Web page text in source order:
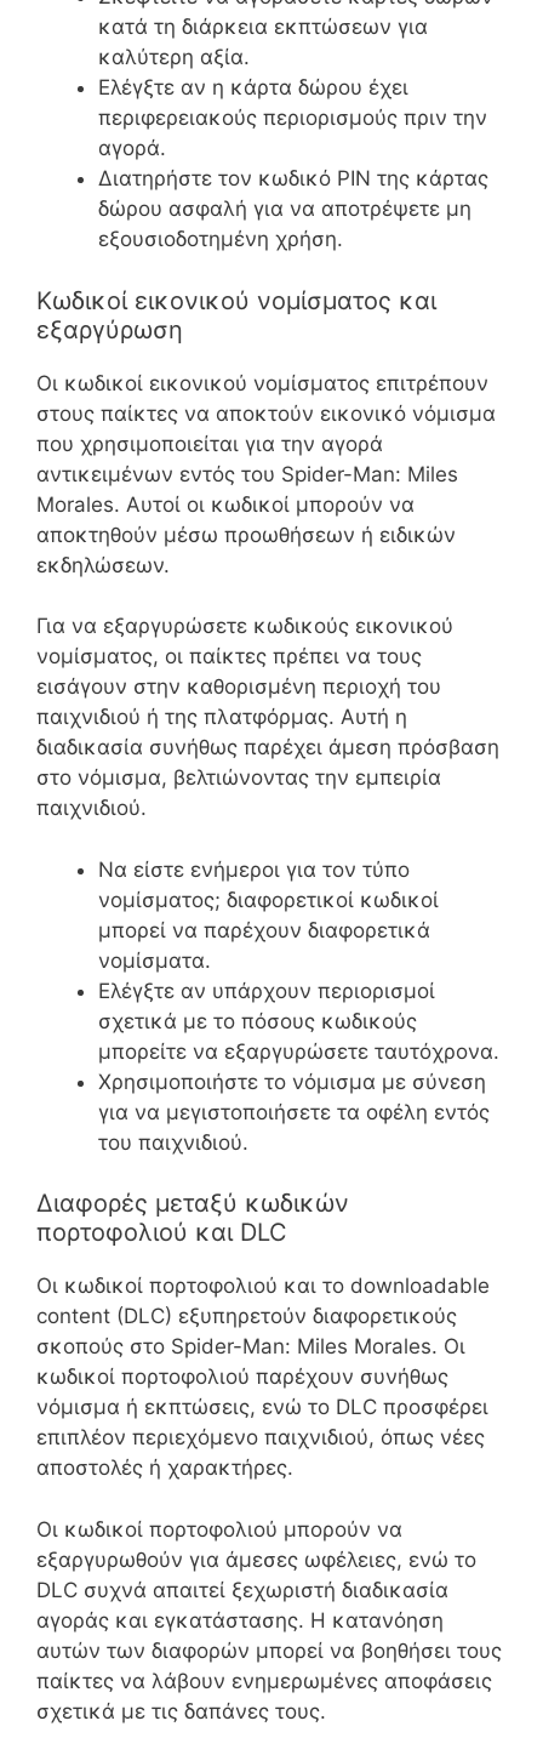
κατά τη διάρκεια εκπτώσεων για
καλύτερη αξία.
Ελέγξτε αν η κάρτα δώρου έχει
περιφερειακούς περιορισμούς πριν την
αγορά.
Διατηρήστε τον κωδικό PIN της κάρτας
δώρου ασφαλή για να αποτρέψετε μη
εξουσιοδοτημένη χρήση.
Κωδικοί εικονικού νομίσματος και
εξαργύρωση
Οι κωδικοί εικονικού νομίσματος επιτρέπουν
στους παίκτες να αποκτούν εικονικό νόμισμα
που χρησιμοποιείται για την αγορά
αντικειμένων εντός του Spider-Man: Miles
Morales. Αυτοί οι κωδικοί μπορούν να
αποκτηθούν μέσω προωθήσεων ή ειδικών
εκδηλώσεων.
Για να εξαργυρώσετε κωδικούς εικονικού
νομίσματος, οι παίκτες πρέπει να τους
εισάγουν στην καθορισμένη περιοχή του
παιχνιδιού ή της πλατφόρμας. Αυτή η
διαδικασία συνήθως παρέχει άμεση πρόσβαση
στο νόμισμα, βελτιώνοντας την εμπειρία
παιχνιδιού.
Να είστε ενήμεροι για τον τύπο
νομίσματος; διαφορετικοί κωδικοί
μπορεί να παρέχουν διαφορετικά
νομίσματα.
Ελέγξτε αν υπάρχουν περιορισμοί
σχετικά με το πόσους κωδικούς
μπορείτε να εξαργυρώσετε ταυτόχρονα.
Χρησιμοποιήστε το νόμισμα με σύνεση
για να μεγιστοποιήσετε τα οφέλη εντός
του παιχνιδιού.
Διαφορές μεταξύ κωδικών
πορτοφολιού και DLC
Οι κωδικοί πορτοφολιού και το downloadable
content (DLC) εξυπηρετούν διαφορετικούς
σκοπούς στο Spider-Man: Miles Morales. Οι
κωδικοί πορτοφολιού παρέχουν συνήθως
νόμισμα ή εκπτώσεις, ενώ το DLC προσφέρει
επιπλέον περιεχόμενο παιχνιδιού, όπως νέες
αποστολές ή χαρακτήρες.
Οι κωδικοί πορτοφολιού μπορούν να
εξαργυρωθούν για άμεσες ωφέλειες, ενώ το
DLC συχνά απαιτεί ξεχωριστή διαδικασία
αγοράς και εγκατάστασης. Η κατανόηση
αυτών των διαφορών μπορεί να βοηθήσει τους
παίκτες να λάβουν ενημερωμένες αποφάσεις
σχετικά με τις δαπάνες τους.